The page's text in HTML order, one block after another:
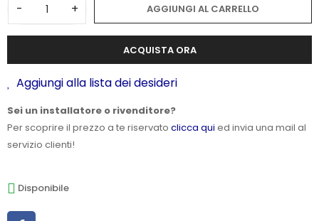
- + AGGIUNGI AL CARRELLO
ACQUISTA ORA
Aggiungi alla lista dei desideri
Sei un installatore o rivenditore?
Per scoprire il prezzo a te riservato clicca qui ed invia una mail al
servizio clienti!
Disponibile